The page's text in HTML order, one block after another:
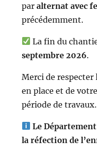
par alternat avec
précédemment.
La fin du
septembre 2026.
Merci de
en place et de
période de travaux.
Le
la réfection de